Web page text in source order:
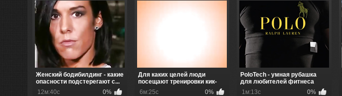
Женский бодибилдинг - какие
опасности подстерегают с...
12м:40с
0%
Для каких целей люди
посещают тренировки кик-
аэробики
6м:25с
0%
PoloTech - умная рубашка
для любителей фитнеса
1м:13с
0%